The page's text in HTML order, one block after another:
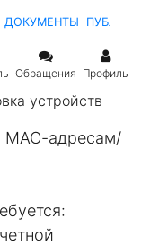
ДОКУМЕНТЫ
Обращения Профиль
устройств
МАС-адресам/